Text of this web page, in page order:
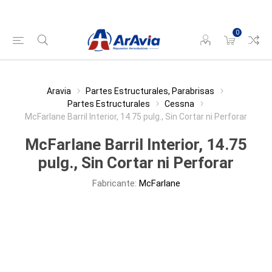
0
Aravia
Partes Estructurales, Parabrisas
Partes Estructurales
Cessna
McFarlane Barril Interior, 14.75 pulg., Sin Cortar ni Perforar
McFarlane Barril Interior, 14.75
pulg., Sin Cortar ni Perforar
Fabricante: McFarlane